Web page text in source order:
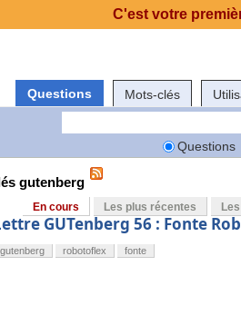
Questions Mots-clés
Questions
gutenberg
En cours Les plus récentes
GUTenberg 56 : Fonte
gutenberg robotoflex fonte
C'est votre